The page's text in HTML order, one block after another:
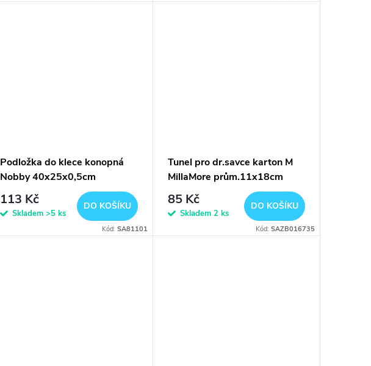
Podložka do klece konopná
Nobby 40x25x0,5cm
113 Kč
Skladem>5 ks
DO KOŠÍKU
Kód: SA81101
Tunel pro dr.savce karton M
MillaMore prům.11x18cm
85 Kč
Skladem 2 ks
DO KOŠÍKU
Kód: SAZB016735